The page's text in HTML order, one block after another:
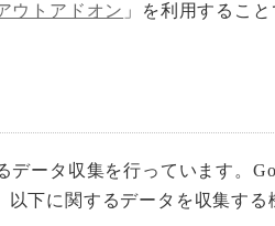
ウトアドオン 」を利用するこ
ータ収集を行っています。
下に関するデータを収集する